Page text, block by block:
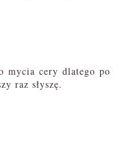
mycia cery dlatego po
raz słyszę.